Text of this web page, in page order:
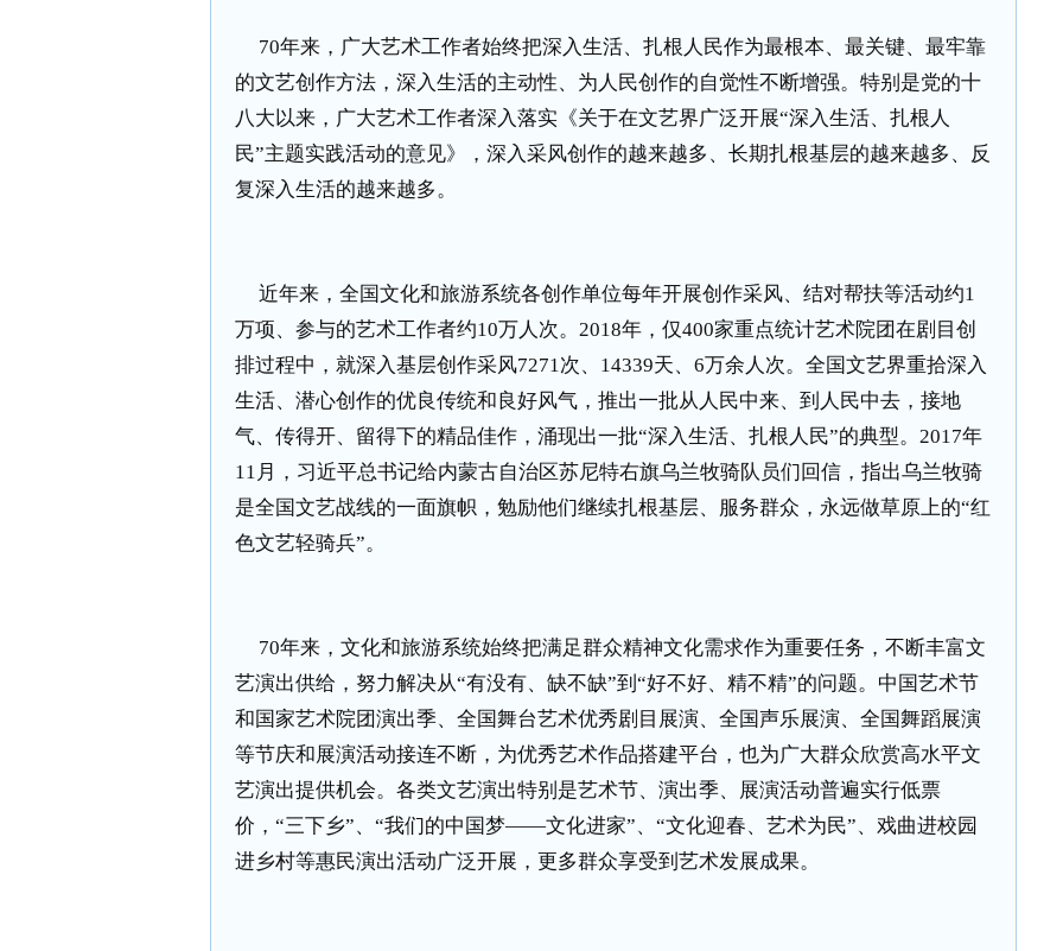
70年来，广大艺术工作者始终把深入生活、扎根人民作为最根本、最关键、最牢靠
的文艺创作方法，深入生活的主动性、为人民创作的自觉性不断增强。特别是党的十
八大以来，广大艺术工作者深入落实《关于在文艺界广泛开展“深入生活、扎根人
民”主题实践活动的意见》，深入采风创作的越来越多、长期扎根基层的越来越多、反
复深入生活的越来越多。
近年来，全国文化和旅游系统各创作单位每年开展创作采风、结对帮扶等活动约1
万项、参与的艺术工作者约10万人次。 2018年，仅400家重点统计艺术院团在剧目创
排过程中，就深入基层创作采风7271次、 14339天、 6万余人次。全国文艺界重拾深入
生活、潜心创作的优良传统和良好风气，推出一批从人民中来、到人民中去，接地
气、传得开、留得下的精品佳作，涌现出一批“深入生活、扎根人民”的典型。 2017年
11 月，习近平总书记给内蒙古自治区苏尼特右旗乌兰牧骑队员们回信，指出乌兰牧骑
是全国文艺战线的一面旗帜，勉励他们继续扎根基层、服务群众，永远做草原上的“红
色文艺轻骑兵”。
70年来，文化和旅游系统始终把满足群众精神文化需求作为重要任务，不断丰富文
艺演出供给，努力解决从“有没有、缺不缺”到“好不好、精不精”的问题。中国艺术节
和国家艺术院团演出季、全国舞台艺术优秀剧目展演、全国声乐展演、全国舞蹈展演
等节庆和展演活动接连不断，为优秀艺术作品搭建平台，也为广大群众欣赏高水平文
艺演出提供机会。各类文艺演出特别是艺术节、演出季、展演活动普遍实行低票
价，“三下乡”、“我们的中国梦——文化进家”、“文化迎春、艺术为民”、戏曲进校园
进乡村等惠民演出活动广泛开展，更多群众享受到艺术发展成果。